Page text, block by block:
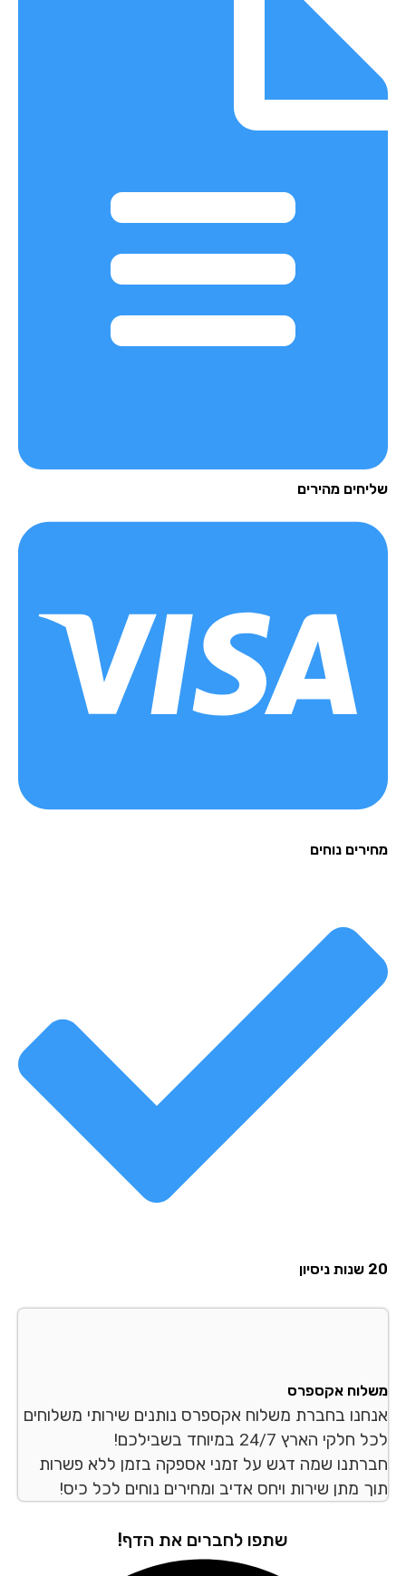
מהירים
נוחים
אקספרס
בחברת משלוח אקספרס נותנים שירותי משלוחים
הארץ 24/7 במיוחד בשבילכם!
שמה דגש על זמני אספקה בזמן ללא פשרות
מתן שירות ויחס אדיב ומחירים נוחים לכל כיס!
שתפו לחברים את הדף!